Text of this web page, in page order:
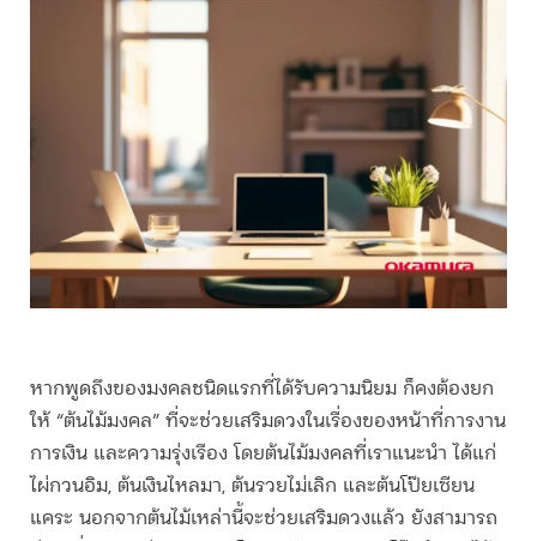
หากพูดถึงของมงคลชนิดแรกที่ได้รับความนิยม ก็คงต้องยก
ให้ “ต้นไม้มงคล” ที่จะช่วยเสริมดวงในเรื่องของหน้าที่การงาน
การเงิน และความรุ่งเรือง โดยต้นไม้มงคลที่เราแนะนำ ได้แก่
ไผ่กวนอิม, ต้นเงินไหลมา, ต้นรวยไม่เลิก และต้นโป๊ยเซียน
แคระ นอกจากต้นไม้เหล่านี้จะช่วยเสริมดวงแล้ว ยังสามารถ